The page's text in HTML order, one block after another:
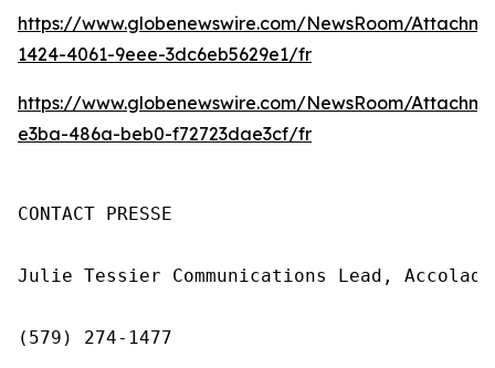
https://www.globenewswire.com/NewsRoom/
1424-4061-9eee-3dc6eb5629e1/fr
https://www.globenewswire.com/NewsRoom/
e3ba-486a-beb0-f72723dae3cf/fr
CONTACT PRESSE
Julie Tessier Communications Lead, Accolad
(579) 274-1477